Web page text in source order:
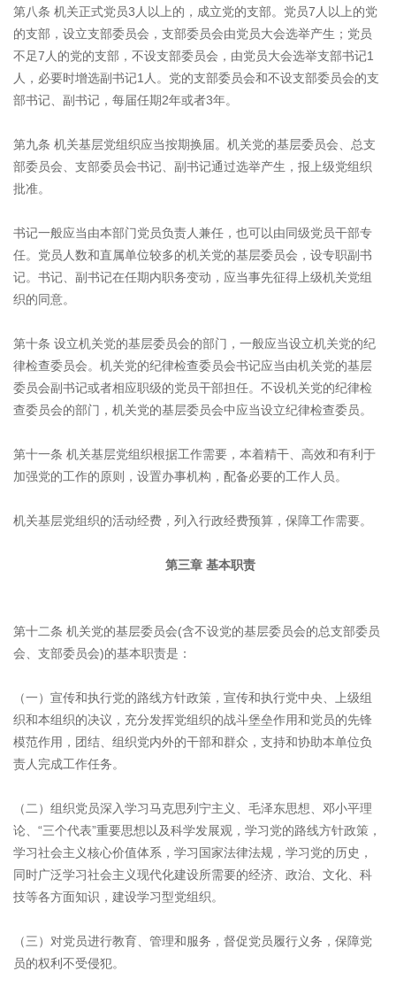
第八条 机关正式党员3人以上的，成立党的支部。党员7人以上的党
的支部，设立支部委员会，支部委员会由党员大会选举产生；党员
不足7人的党的支部，不设支部委员会，由党员大会选举支部书记1
人，必要时增选副书记1人。党的支部委员会和不设支部委员会的支
部书记、副书记，每届任期2年或者3年。
第九条 机关基层党组织应当按期换届。机关党的基层委员会、总支
部委员会、支部委员会书记、副书记通过选举产生，报上级党组织
批准。
书记一般应当由本部门党员负责人兼任，也可以由同级党员干部专
任。党员人数和直属单位较多的机关党的基层委员会，设专职副书
记。书记、副书记在任期内职务变动，应当事先征得上级机关党组
织的同意。
第十条 设立机关党的基层委员会的部门，一般应当设立机关党的纪
律检查委员会。机关党的纪律检查委员会书记应当由机关党的基层
委员会副书记或者相应职级的党员干部担任。不设机关党的纪律检
查委员会的部门，机关党的基层委员会中应当设立纪律检查委员。
第十一条 机关基层党组织根据工作需要，本着精干、高效和有利于
加强党的工作的原则，设置办事机构，配备必要的工作人员。
机关基层党组织的活动经费，列入行政经费预算，保障工作需要。
第三章 基本职责
第十二条 机关党的基层委员会(含不设党的基层委员会的总支部委员
会、支部委员会)的基本职责是：
（一）宣传和执行党的路线方针政策，宣传和执行党中央、上级组
织和本组织的决议，充分发挥党组织的战斗堡垒作用和党员的先锋
模范作用，团结、组织党内外的干部和群众，支持和协助本单位负
责人完成工作任务。
（二）组织党员深入学习马克思列宁主义、毛泽东思想、邓小平理
论、“三个代表”重要思想以及科学发展观，学习党的路线方针政策，
学习社会主义核心价值体系，学习国家法律法规，学习党的历史，
同时广泛学习社会主义现代化建设所需要的经济、政治、文化、科
技等各方面知识，建设学习型党组织。
（三）对党员进行教育、管理和服务，督促党员履行义务，保障党
员的权利不受侵犯。